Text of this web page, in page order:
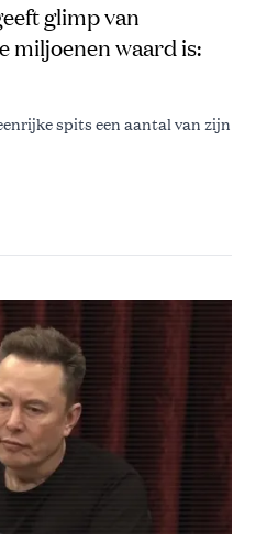
glimp van
miljoenen waard is:
spits een aantal van zijn